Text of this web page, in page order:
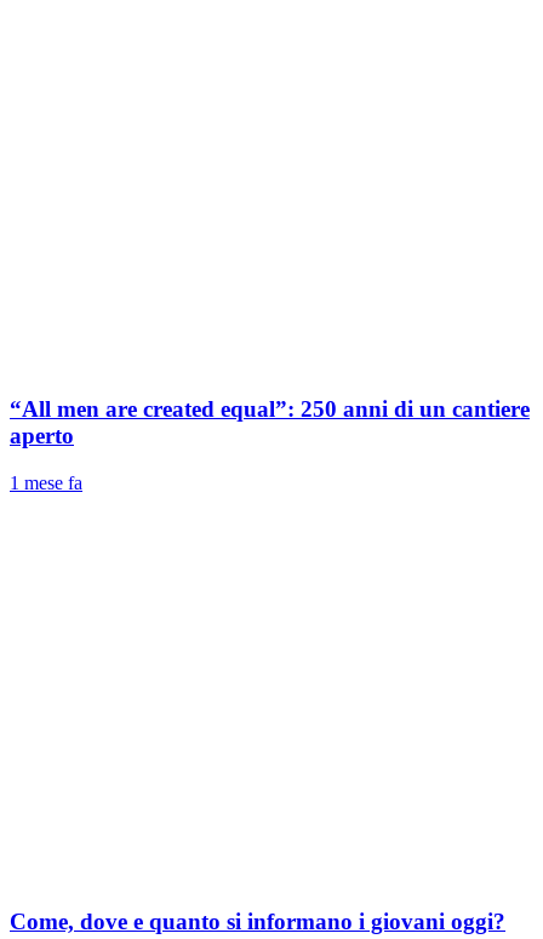
“All men are created equal”: 250 anni di un cantiere
aperto
1 mese fa
Come, dove e quanto si informano i giovani oggi?